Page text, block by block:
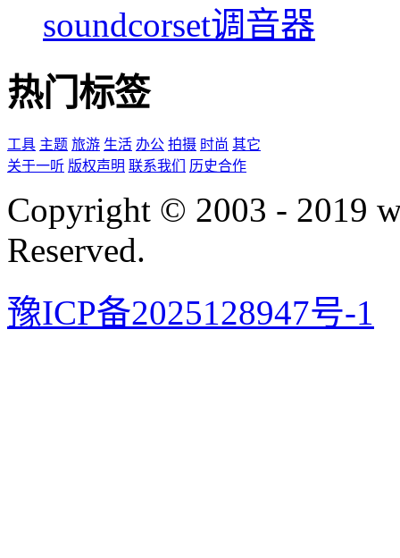
soundcorset调音器
热门标签
工具 主题 旅游 生活 办公 拍摄 时尚 其它
关于一听 版权声明 联系我们 历史合作
Copyright © 2003 - 2019
Reserved.
豫ICP备2025128947号-1